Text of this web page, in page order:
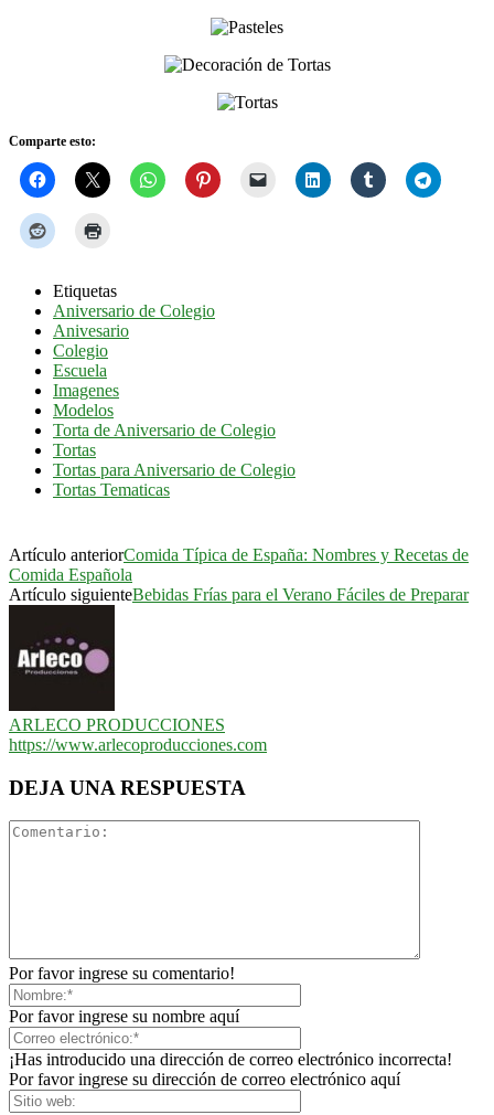
Comparte esto:
Etiquetas
Aniversario de Colegio
Anivesario
Colegio
Escuela
Imagenes
Modelos
Torta de Aniversario de Colegio
Tortas
Tortas para Aniversario de Colegio
Tortas Tematicas
Artículo anteriorComida Típica de España: Nombres y Recetas de
Comida Española
Artículo siguienteBebidas Frías para el Verano Fáciles de Preparar
ARLECO PRODUCCIONES
https://www.arlecoproducciones.com
DEJA UNA RESPUESTA
Por favor ingrese su comentario!
Por favor ingrese su nombre aquí
¡Has introducido una dirección de correo electrónico incorrecta!
Por favor ingrese su dirección de correo electrónico aquí